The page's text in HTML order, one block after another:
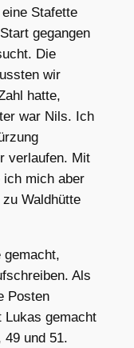
Stafette
gegangen
Die
wir
hatte,
war Nils. Ich
verlaufen. Mit
ich mich aber
Waldhütte
gemacht,
Als
Posten
Lukas gemacht
49 und 51.